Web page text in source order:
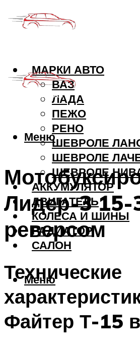
МАРКИ АВТО
ВАЗ
ЛАДА
ПЕЖО
РЕНО
ШЕВРОЛЕ
ШЕВРОЛЕ
ШЕВРОЛЕ
АККУМУЛЯТОР
ДВИГАТЕЛЬ
КОЛЕСА И ШИНЫ
РАДИАТОР
САЛОН
Меню
Меню
Лидер-3 15-
реверсом
Технические
Файтер Т-15